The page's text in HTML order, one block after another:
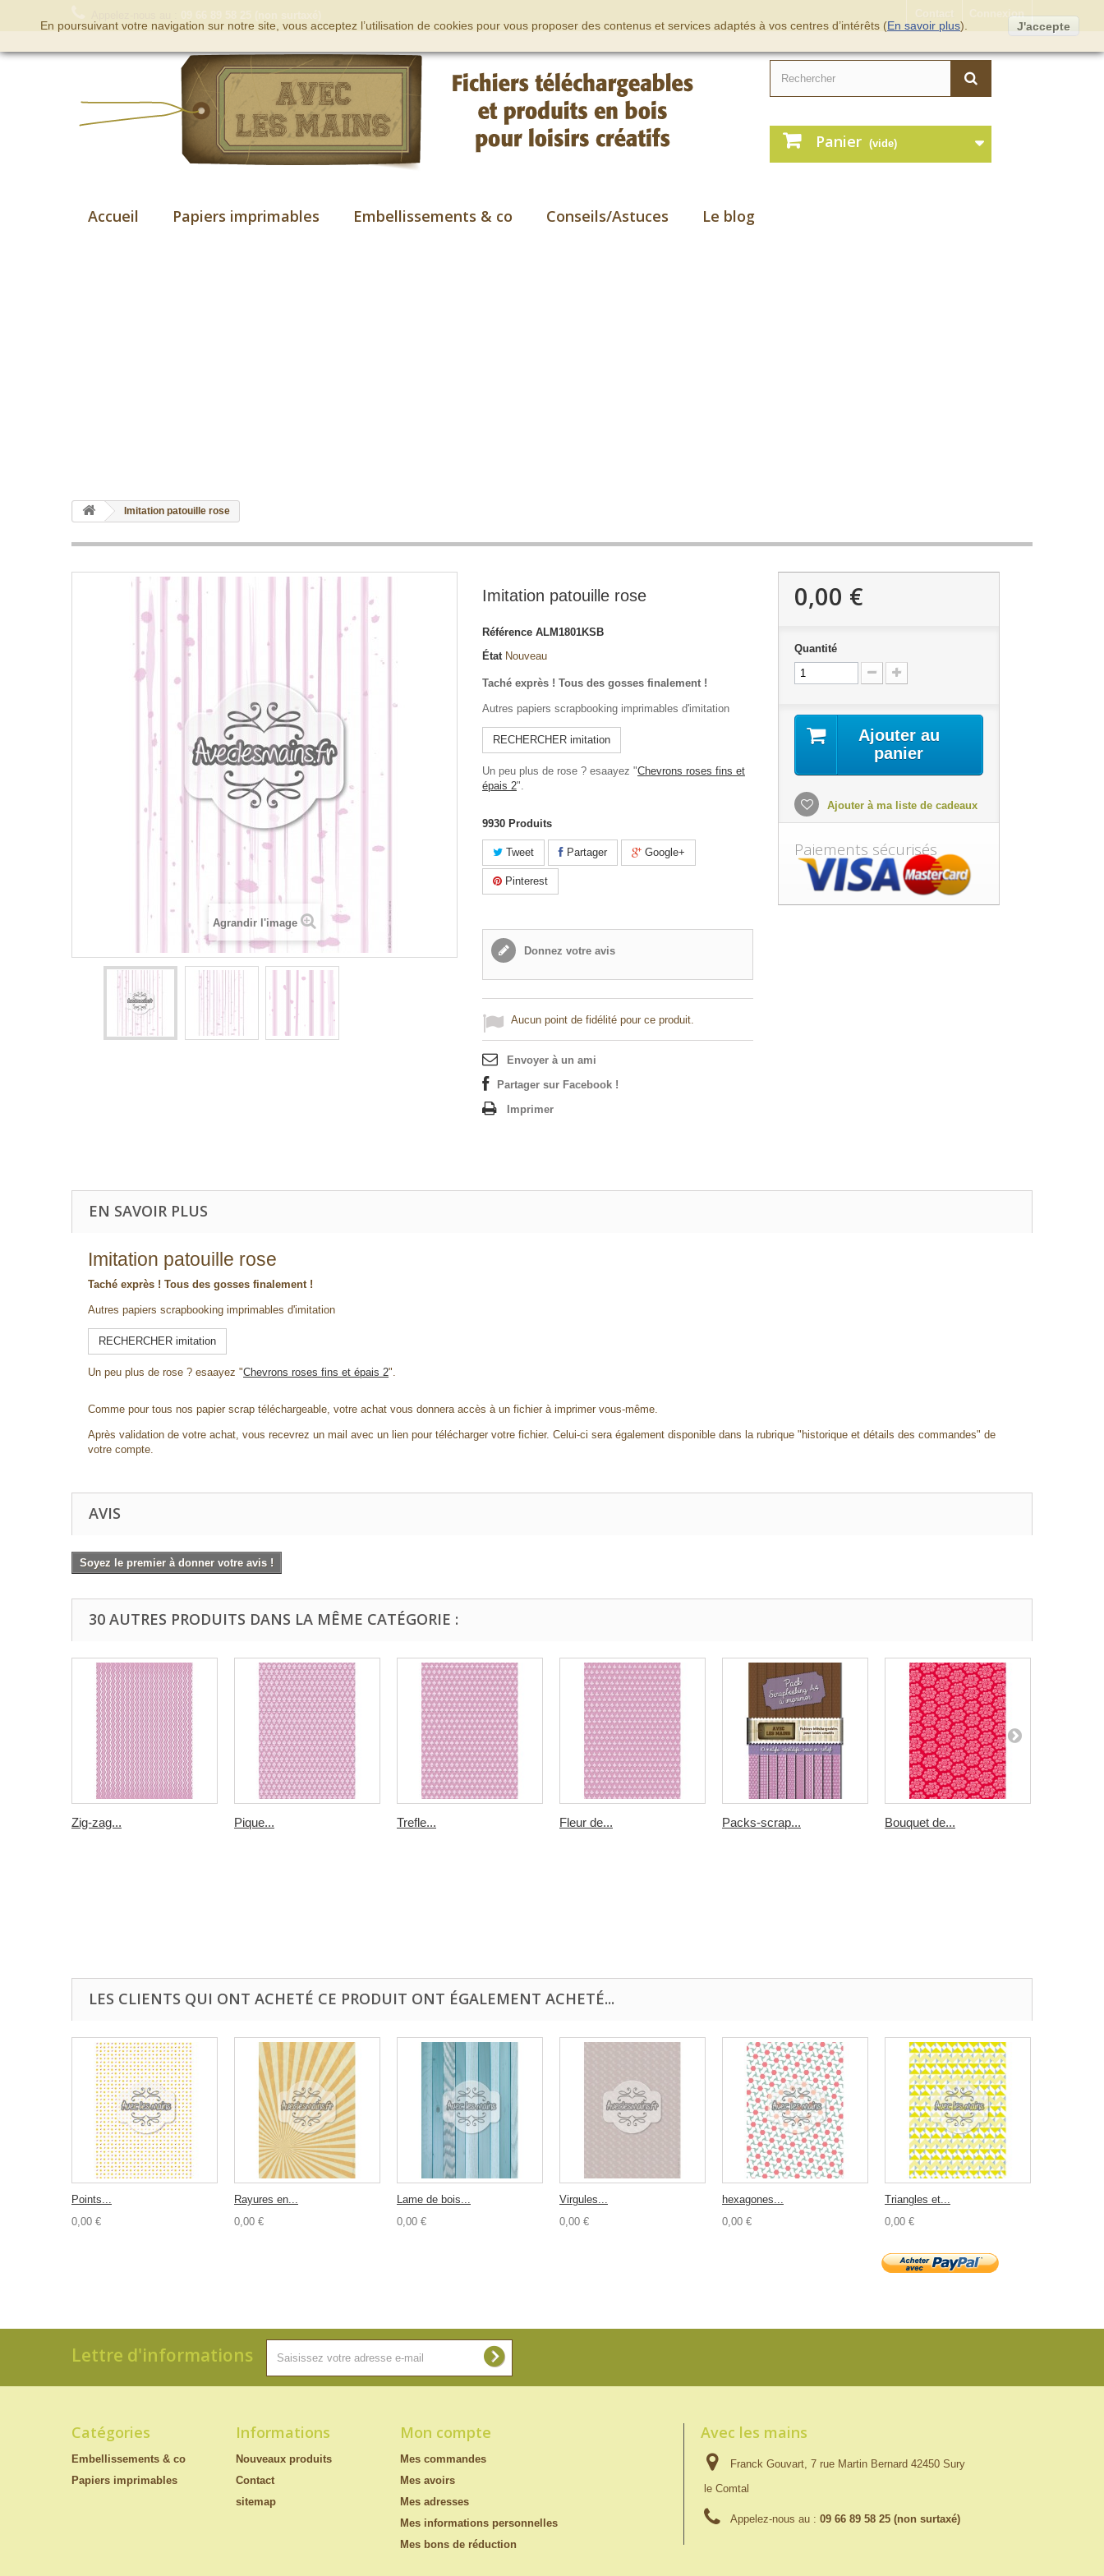
Connexion
Panier (vide)
Accueil Papiers imprimables Embellissements & co Conseils/Astuces Le blog
Imitation patouille rose
Agrandir l'image
Imitation patouille rose
Référence ALM1801KSB
État Nouveau
Taché exprès ! Tous des gosses finalement !
Autres papiers scrapbooking imprimables d'imitation
RECHERCHER imitation
Un peu plus de rose ? esaayez "Chevrons roses fins et
épais 2".
9930 Produits
Tweet Partager Google+
Pinterest
Donnez votre avis
Aucun point de fidélité pour ce produit.
Envoyer à un ami
Partager sur Facebook !
Imprimer
0,00 €
Quantité
Ajouter au
panier
Ajouter à ma liste de cadeaux
Paiements sécurisés
EN SAVOIR PLUS
Imitation patouille rose
Taché exprès ! Tous des gosses finalement !
Autres papiers scrapbooking imprimables d'imitation
RECHERCHER imitation
Un peu plus de rose ? esaayez "Chevrons roses fins et épais 2".
Comme pour tous nos papier scrap téléchargeable, votre achat vous donnera accès à un fichier à imprimer vous-même.
Après validation de votre achat, vous recevrez un mail avec un lien pour télécharger votre fichier. Celui-ci sera également disponible dans la rubrique "historique et détails des commandes" de
votre compte.
AVIS
Soyez le premier à donner votre avis !
30 AUTRES PRODUITS DANS LA MÊME CATÉGORIE :
Zig-zag... Pique... Trefle... Fleur de... Packs-scrap... Bouquet de...
LES CLIENTS QUI ONT ACHETÉ CE PRODUIT ONT ÉGALEMENT ACHETÉ...
Points...
0,00 €
Rayures en...
0,00 €
Lame de bois...
0,00 €
Virgules...
0,00 €
hexagones...
0,00 €
Triangles et...
0,00 €
Lettre d'informations
Catégories
Embellissements & co
Papiers imprimables
Informations
Nouveaux produits
Contact
sitemap
Mon compte
Mes commandes
Mes avoirs
Mes adresses
Mes informations personnelles
Mes bons de réduction
Avec les mains
Franck Gouvart, 7 rue Martin Bernard 42450 Sury
le Comtal
Appelez-nous au : 09 66 89 58 25 (non surtaxé)
En poursuivant votre navigation sur notre site, vous acceptez l’utilisation de cookies pour vous proposer des contenus et services adaptés à vos centres d’intérêts (En savoir plus). J'accepte